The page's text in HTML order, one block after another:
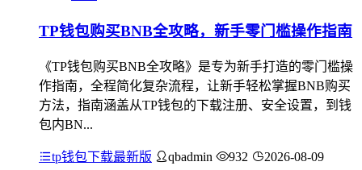
TP钱包购买BNB全攻略，新手零门槛操作指南
《TP钱包购买BNB全攻略》是专为新手打造的零门槛操
作指南，全程简化复杂流程，让新手轻松掌握BNB购买
方法，指南涵盖从TP钱包的下载注册、安全设置，到钱
包内BN...
tp钱包下载最新版 qbadmin 932 2026-08-09